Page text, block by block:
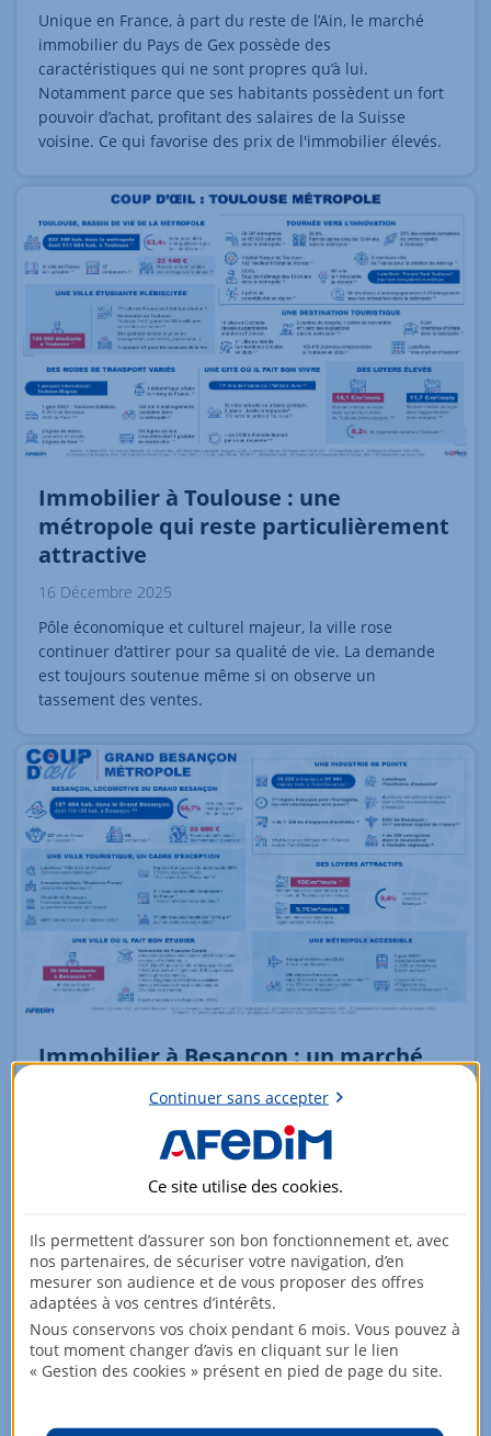
Unique en France, à part du reste de l’Ain, le marché
immobilier du Pays de Gex possède des
caractéristiques qui ne sont propres qu’à lui.
Notamment parce que ses habitants possèdent un fort
pouvoir d’achat, profitant des salaires de la Suisse
voisine. Ce qui favorise des prix de l'immobilier élevés.
Immobilier à Toulouse : une
métropole qui reste particulièrement
attractive
16 Décembre 2025
Pôle économique et culturel majeur, la ville rose
continuer d’attirer pour sa qualité de vie. La demande
est toujours soutenue même si on observe un
tassement des ventes.
Immobilier à Besançon : un marché
dynamique en 2025
Le marché immobilier de Besançon affiche en 2025 une
légère embellie après plusieurs années mouvementées.
l’ancien, tandis que de nombreux projets de
construction vont sortir de terre.
Continuer sans accepter
Ce site utilise des cookies.
Ils permettent d’assurer son bon fonctionnement et, avec
nos partenaires, de sécuriser votre navigation, d’en
mesurer son audience et de vous proposer des offres
adaptées à vos centres d’intérêts.
Nous conservons vos choix pendant 6 mois. Vous pouvez à
tout moment changer d’avis en cliquant sur le lien
« Gestion des cookies » présent en pied de page du site.